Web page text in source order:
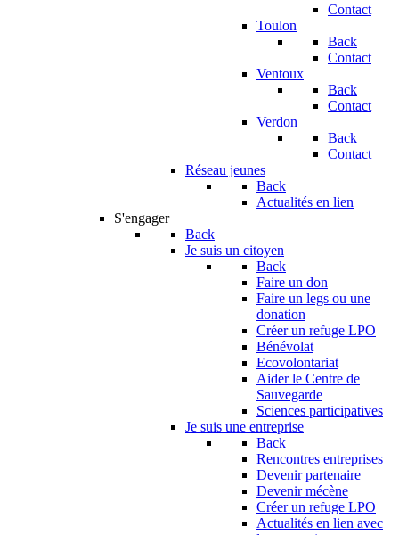
Contact
Toulon
Back
Contact
Ventoux
Back
Contact
Verdon
Back
Contact
Réseau jeunes
Back
Actualités en lien
S'engager
Back
Je suis un citoyen
Back
Faire un don
Faire un legs ou une
donation
Créer un refuge LPO
Bénévolat
Ecovolontariat
Aider le Centre de
Sauvegarde
Sciences participatives
Je suis une entreprise
Back
Rencontres entreprises
Devenir partenaire
Devenir mécène
Créer un refuge LPO
Actualités en lien avec